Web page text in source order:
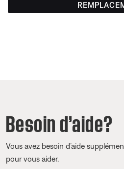
Besoin d’aide?
Vous avez besoin d’aide
pour vous aider.